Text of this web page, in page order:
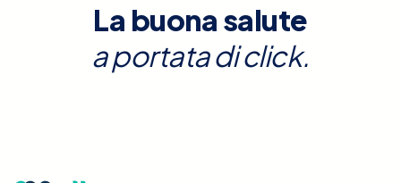
La buona salute
a portata di click.